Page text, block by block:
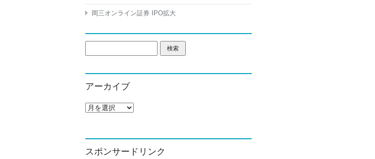
岡三オンライン証券 IPO拡大
索:
アーカイブ
ア
イ
ブ
スポンサードリンク